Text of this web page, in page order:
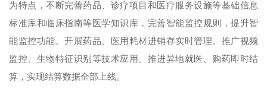
为特点，不断完善药品、诊疗项目和医疗服务设施等基础信息
标准库和临床指南等医学知识库，完善智能监控规则，提升智
能监控功能。开展药品、医用耗材进销存实时管理。推广视频
监控、生物特征识别等技术应用。推进异地就医、购药即时结
算，实现结算数据全部上线。